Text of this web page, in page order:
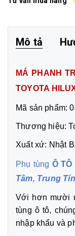
Mô tả
MÁ PHANH
TOYOTA
Mã sản phẩm:
Thương hiệu:
Xuất xứ: Nhật
Phụ tùng Ô
Tâm, Trung
Với hơn mười
tùng ô tô,
nhập khẩu và